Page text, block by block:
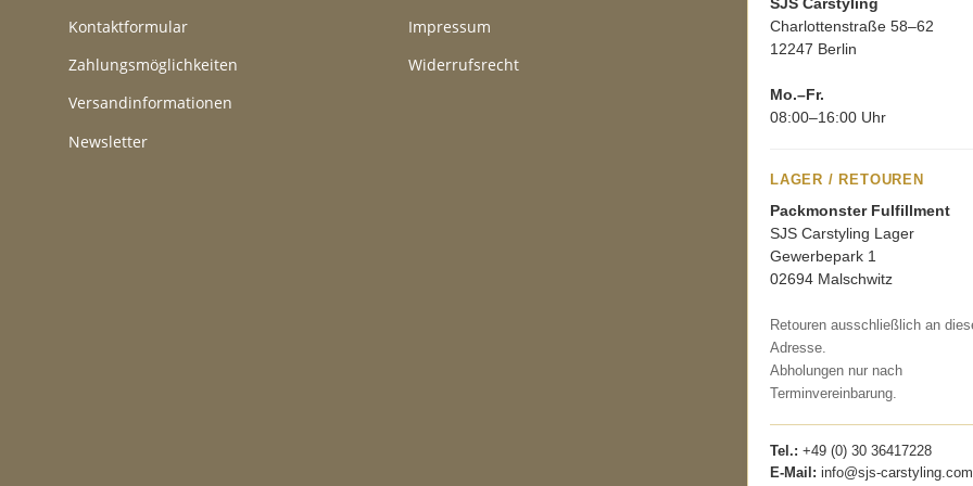
Kontaktformular
Zahlungsmöglichkeiten
Versandinformationen
Newsletter
Impressum
Widerrufsrecht
Charlottenstraße 58–62
12247 Berlin
Mo.–Fr.
08:00–16:00 Uhr
LAGER / RETOUREN
Packmonster Fulfillment
SJS Carstyling Lager
Gewerbepark 1
02694 Malschwitz
Retouren ausschließlich an
Adresse.
Abholungen nur nach
Terminvereinbarung.
Tel.: +49 (0) 30 36417228
E-Mail: info@sjs-carstyling.com